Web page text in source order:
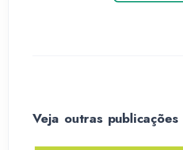
Veja outras publicações